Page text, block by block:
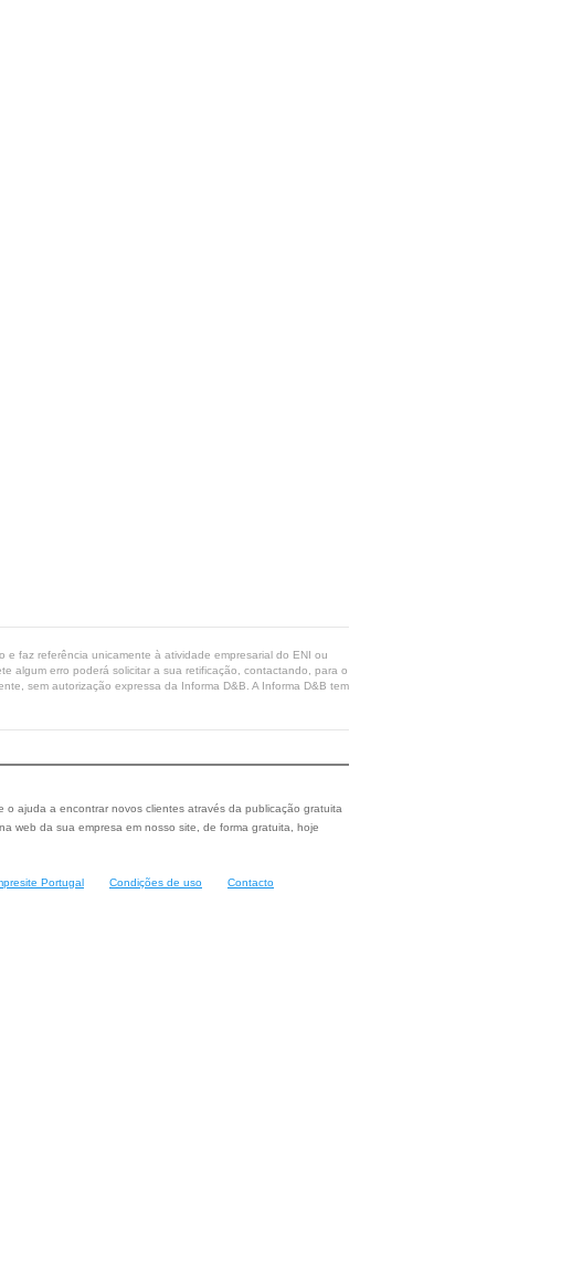
faz referência unicamente à atividade empresarial do ENI ou
algum erro poderá solicitar a sua retificação, contactando, para o
sem autorização expressa da Informa D&B. A Informa D&B tem
ajuda a encontrar novos clientes através da publicação gratuita
web da sua empresa em nosso site, de forma gratuita, hoje
Portugal Condições de uso Contacto